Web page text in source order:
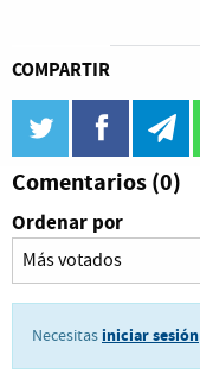
COMPARTIR
twitter facebook telegram
Comentarios(0)
Ordenar por
Necesitas iniciar sesión